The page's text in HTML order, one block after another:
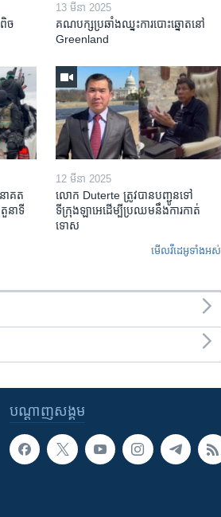
ពិច
13 មីនា 2025
គណបក្ស​ប្រឆាំង​ឈ្នះ​ការបោះឆ្នោត​នៅ
Greenland
ាគត​
នាទី​
12 មីនា 2025
លោក Duterte ត្រូវ​បាន​បញ្ជូនទៅ
ទីក្រុងឡាអេ​ដើម្បី​ប្រឈម​នឹង​ការកាត់
ទោស
មើល​វីដេអូ​ទាំង​អស់
បណ្តាញ​សង្គម